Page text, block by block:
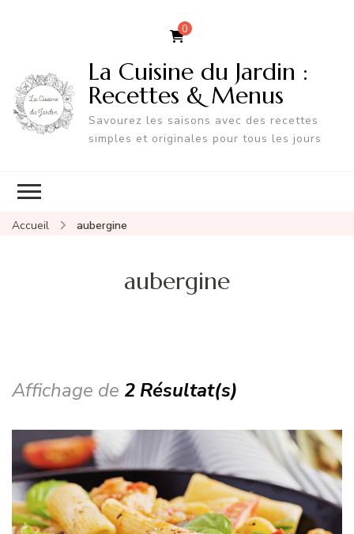
0
La Cuisine du Jardin :
Recettes & Menus
Savourez les saisons avec des recettes
simples et originales pour tous les jours
Accueil aubergine
aubergine
Affichage de 2 Résultat(s)